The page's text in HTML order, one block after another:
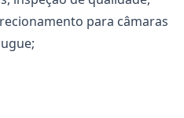
para câmaras